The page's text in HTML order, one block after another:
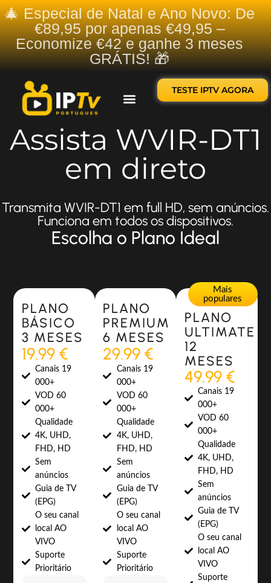
🎄 Especial de Natal e Ano Novo: De
€89,95 por apenas €49,95 –
Economize €42 e ganhe 3 meses
GRÁTIS! 🎁
TESTE IPTV AGORA
Assista WVIR-DT1
em direto
Transmita WVIR-DT1 em full HD, sem anúncios.
Funciona em todos os dispositivos.
Escolha o Plano Ideal
Most Popular
PLANO
BÁSICO
3 MESES
19.99 €
Canais 19
000+
VOD 60
000+
Qualidade
4K, UHD,
FHD, HD
Sem
anúncios
Guia de TV
(EPG)
O seu canal
local AO
VIVO
Suporte
Prioritário
Most Popular
PLANO
PREMIUM
6 MESES
29.99 €
Canais 19
000+
VOD 60
000+
Qualidade
4K, UHD,
FHD, HD
Sem
anúncios
Guia de TV
(EPG)
O seu canal
local AO
VIVO
Suporte
Prioritário
Mais
populares
PLANO
ULTIMATE
12
MESES
49.99 €
Canais 19
000+
VOD 60
000+
Qualidade
4K, UHD,
FHD, HD
Sem
anúncios
Guia de TV
(EPG)
O seu canal
local AO
VIVO
Suporte